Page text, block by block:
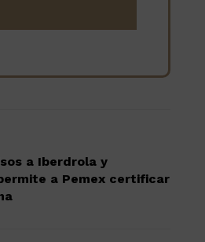
a Iberdrola y
a Pemex certificar